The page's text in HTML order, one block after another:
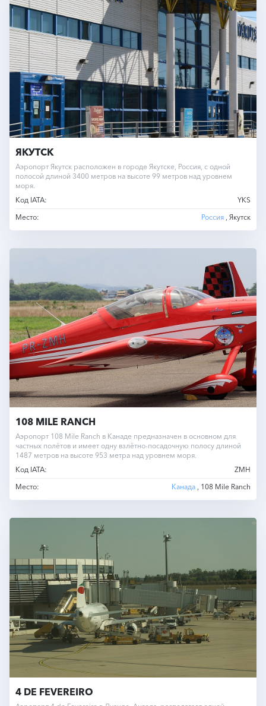
ЯКУТСК
Аэропорт Якутск расположен в городе Якутске, Россия, с одной
полосой длиной 3400 метров на высоте 99 метров над уровнем
моря.
Код IATA:
YKS
Место:
Россия , Якутск
108 MILE RANCH
Аэропорт 108 Mile Ranch в Канаде предназначен в основном для
частных полётов и имеет одну взлётно-посадочную полосу длиной
1487 метров на высоте 953 метра над уровнем моря.
Код IATA:
ZMH
Место:
Канада , 108 Mile Ranch
4 DE FEVEREIRO